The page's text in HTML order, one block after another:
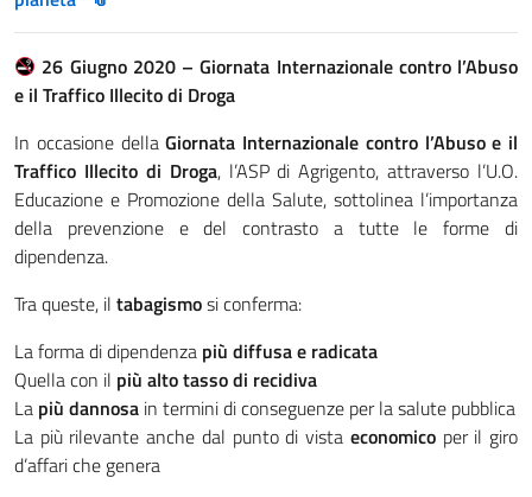
26 Giugno 2020 – Giornata Internazionale contro l’Abuso
e il Traffico Illecito di Droga
In occasione dellaGiornata Internazionale contro l’Abuso e il
Traffico Illecito di Droga, l’ASP di Agrigento, attraverso l’U.O.
Educazione e Promozione della Salute, sottolinea l’importanza
della prevenzione e del contrasto a tutte le forme di
dipendenza.
Tra queste, il tabagismosi conferma:
La forma di dipendenza più diffusa e radicata
Quella con il più alto tasso di recidiva
La più dannosa in termini di conseguenze per la salute pubblica
La più rilevante anche dal punto di vista economicoper il giro
d’affari che genera